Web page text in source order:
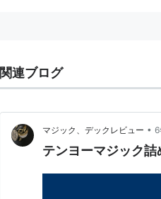
関連ブログ
マジック、デックレビュー • 6
テンヨーマジック